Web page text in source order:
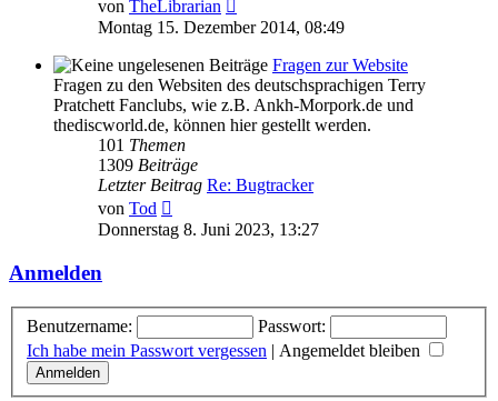
von TheLibrarian
Beitrag
Montag 15. Dezember 2014, 08:49
Fragen zur Website
Fragen zu den Websiten des deutschsprachigen Terry
Pratchett Fanclubs, wie z.B. Ankh-Morpork.de und
thediscworld.de, können hier gestellt werden.
101 Themen
1309 Beiträge
Letzter Beitrag Re: Bugtracker
von Tod
Beitrag
Donnerstag 8. Juni 2023, 13:27
Anmelden
Benutzername:
Passwort:
Ich habe mein Passwort vergessen | Angemeldet bleiben